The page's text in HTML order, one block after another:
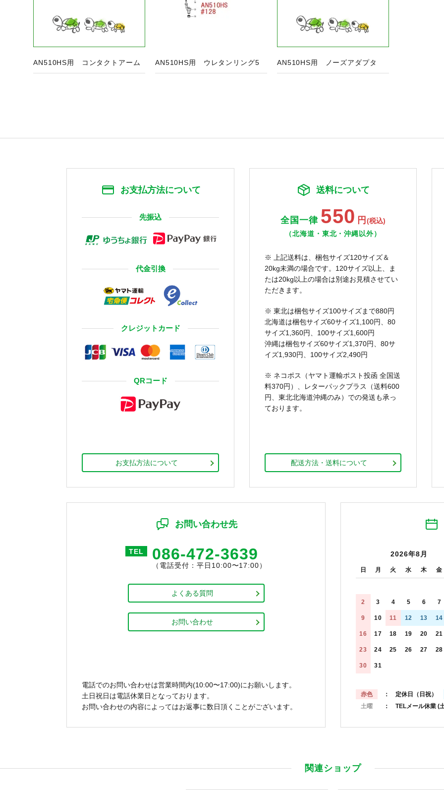
AN510HS用 コンタクトアーム AN510HS用 ウレタンリング5 AN510HS用 ノーズアダプタ
お支払方法について
先振込
代金引換
クレジットカード
QRコード
お支払方法について
送料について
全国一律 550 円 (税込)
（北海道・東北・沖縄以外）
※ 上記送料は、梱包サイズ120サイズ＆
20kg未満の場合です。120サイズ以上、ま
たは20kg以上の場合は別途お見積させてい
ただきます。
※ 東北は梱包サイズ100サイズまで880円
北海道は梱包サイズ60サイズ1,100円、80
サイズ1,360円、100サイズ1,600円
沖縄は梱包サイズ60サイズ1,370円、80サ
イズ1,930円、100サイズ2,490円
※ ネコポス（ヤマト運輸ポスト投函 全国送
料370円）、レターパックプラス（送料600
円、東北北海道沖縄のみ）での発送も承っ
ております。
配送方法・送料について
お問い合わせ先
TEL 086-472-3639
（電話受付：平日10:00〜17:00）
よくある質問
お問い合わせ
電話でのお問い合わせは営業時間内(10:00〜17:00)にお願いします。
土日祝日は電話休業日となっております。
お問い合わせの内容によってはお返事に数日頂くことがございます。
2026年8月
日 月 火 水 木 金
2 3 4 5 6 7
9 10 11 12 13 14
16 17 18 19 20 21
23 24 25 26 27 28
30 31
赤色
： 定休日（日祝）
土曜
： TELメール休業 (
関連ショップ